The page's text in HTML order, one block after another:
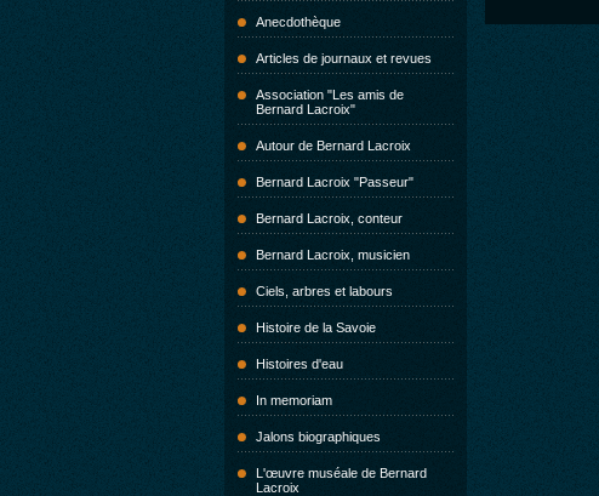
Anecdothèque
Articles de journaux et revues
Association "Les amis de
Bernard Lacroix"
Autour de Bernard Lacroix
Bernard Lacroix "Passeur"
Bernard Lacroix, conteur
Bernard Lacroix, musicien
Ciels, arbres et labours
Histoire de la Savoie
Histoires d'eau
In memoriam
Jalons biographiques
L'œuvre muséale de Bernard
Lacroix